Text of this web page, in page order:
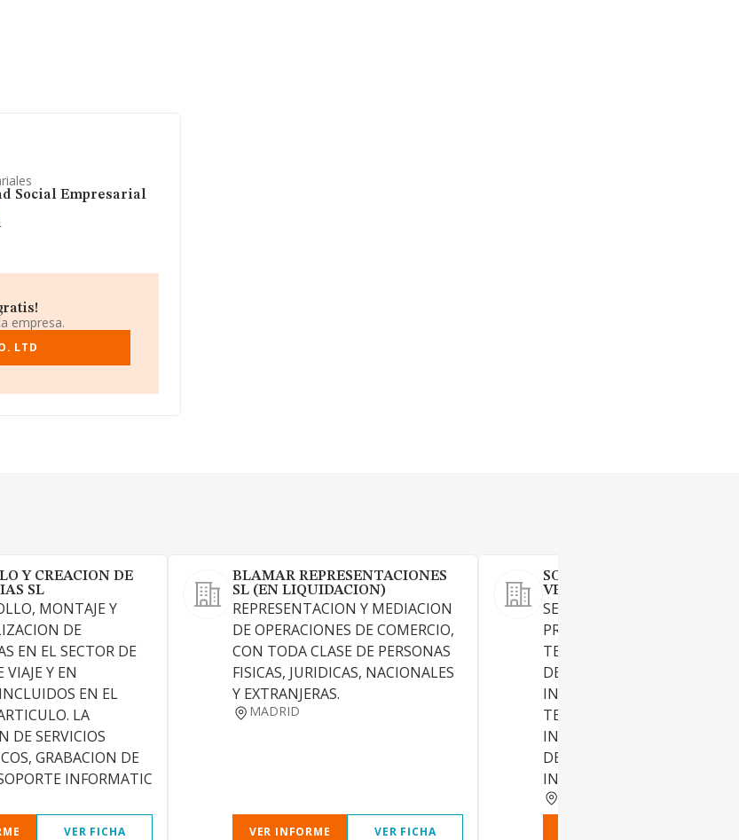
Social Empresarial
empresa.
LTD
Y CREACION DE
SL
MONTAJE Y
DE
EN EL SECTOR DE
VIAJE Y EN
EN EL
LA
DE SERVICIOS
GRABACION DE
INFORMATIC
VER FICHA
BLAMAR REPRESENTACIONES
SL (EN LIQUIDACION)
REPRESENTACION Y MEDIACION
DE OPERACIONES DE COMERCIO,
CON TODA CLASE DE PERSONAS
FISICAS, JURIDICAS, NACIONALES
Y EXTRANJERAS.
MADRID
VER INFORME VER FICHA
SOREL INVESTMENTS &
VENTURES SL
SERVICIOS DE TELEMATICA Y
PROMOCION DE NUEVAS
TECNOLOGIAS EN LOS
DE CONSULTORIA DE
INFORMATICA, TELEMATICA,
TELECOMUNICACIONES E
INTERNET, ASIMISMO
DEDICARSE A LA DIFUSION,
INVERSIONES, ESTUDIOS,